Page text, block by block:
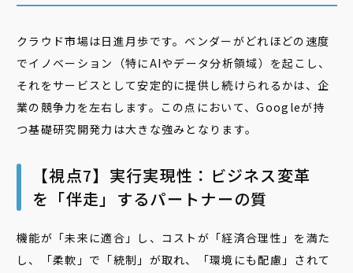
クラウド市場は日進月歩です。ベンダーがどれほどの速度
でイノベーション（特にAIやデータ分析領域）を起こし、
それをサービスとして安定的に提供し続けられるかは、企
業の競争力を左右します。この点において、Googleが持
つ基礎研究開発力は大きな強みとなります。
【視点7】実行実現性：ビジネス変革
を「伴走」するパートナーの質
機能が「未来に適合」し、コストが「経済合理性」を満た
し、「柔軟」で「統制」が取れ、「環境にも配慮」されて